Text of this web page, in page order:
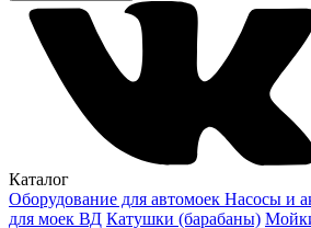
Каталог
Оборудование для автомоек Насосы и
для моек ВД Катушки (барабаны)